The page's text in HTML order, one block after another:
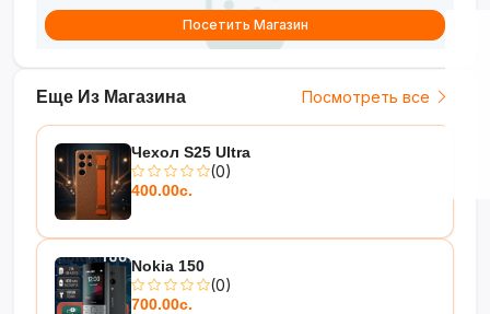
Еще Из Магазина Посмотреть все
Чехол S25 Ultra
(0)
400.00с.
Nokia 150
(0)
700.00с.
Посетить Магазин